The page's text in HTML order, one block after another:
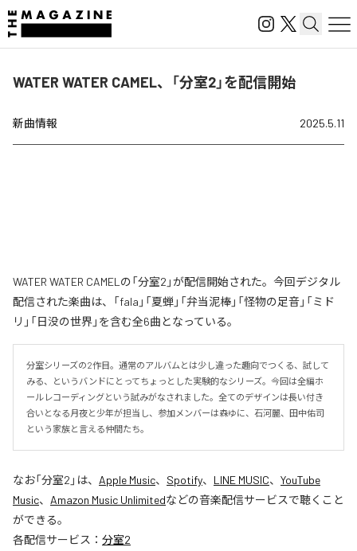
WATER WATER CAMEL、「分室2」を配信開始
新曲情報 2025.5.11
WATER WATER CAMELの「分室2」が配信開始された。今回デジタル
配信された楽曲は、「fala」「夏蝉」「弁当泥棒」「怪物の足音」「ミド
リ」「日没の世界」を含む全6曲となっている。
分室シリーズの2作目。通常のアルバムとは少し違った趣向でつくる、試して
みる、というバンドにとってちょっとした実験的なシリーズ。今回は全編ホ
ールレコーディングという試みがなされました。全てのデザインは長い付き
合いとなる月夜と少年が担当し、参加メンバーは森ゆに、石河麗、田中佑司
という家族と言える仲間たち。
なお「分室2 」は、 Apple Music、 Spotify、 LINE MUSIC、 YouTube
Music、 Amazon Music Unlimitedなどの音楽配信サービスで聴くこと
ができる。
各配信サービス： 分室2